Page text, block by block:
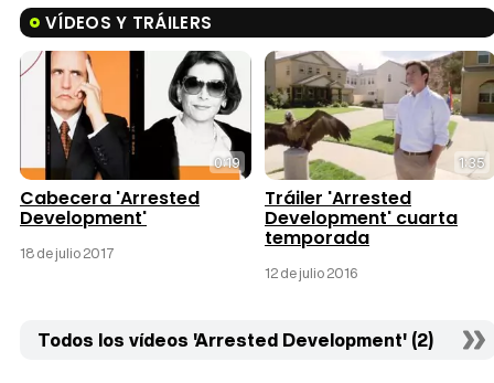
VÍDEOS Y TRÁILERS
0:19
Cabecera 'Arrested
Development'
18 de julio 2017
1:35
Tráiler 'Arrested
Development' cuarta
temporada
12 de julio 2016
Todos los vídeos 'Arrested Development' (2)